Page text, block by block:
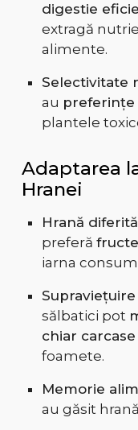
digestie
extragă
alimente.
Selectivitate
au preferințe
plantele
Adaptarea
Hranei
Hrană
preferă
iarna
sălbatici pot
chiar
foamete.
Memorie
au găsit